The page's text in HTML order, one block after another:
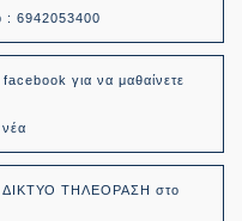
: 6942053400
για να μαθαίνετε
ΔΙΚΤΥΟ ΤΗΛΕΟΡΑΣΗ στο